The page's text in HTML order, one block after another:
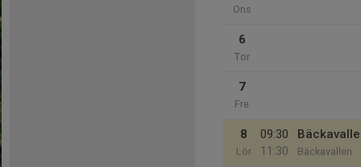
Ons
6
Tor
7
Fre
8
Lör
09:30
11:30
Bäckavallen